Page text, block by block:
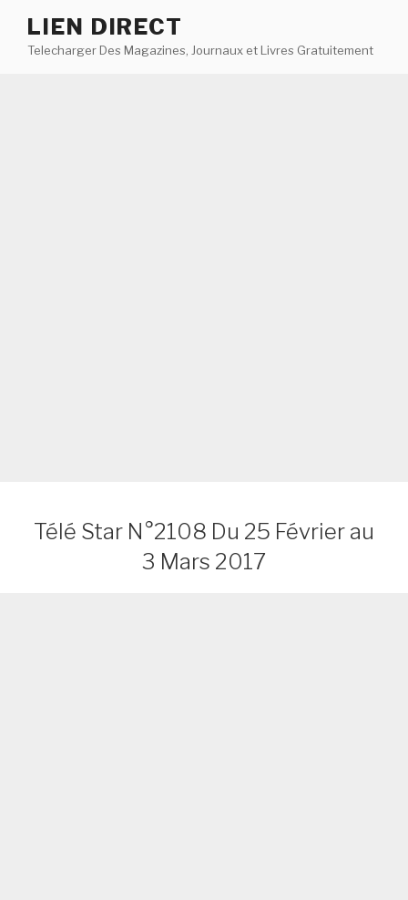
contenu
LIEN DIRECT
Telecharger Des Magazines, Journaux et Livres Gratuitement
Télé Star N°2108 Du 25 Février au
3 Mars 2017